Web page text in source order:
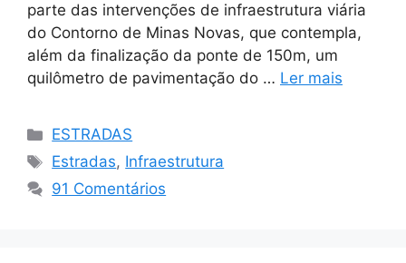
parte das intervenções de infraestrutura viária
do Contorno de Minas Novas, que contempla,
além da finalização da ponte de 150m, um
quilômetro de pavimentação do … Ler mais
Categorias
ESTRADAS
Tags
Estradas, Infraestrutura
91 Comentários